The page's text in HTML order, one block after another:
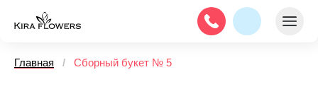
Главная / Сборный букет № 5